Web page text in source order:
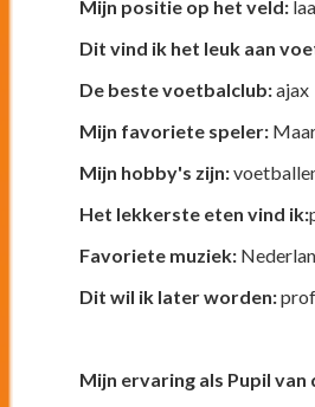
Mijn positie op het veld:
Dit vind ik het leuk aan
De beste voetbalclub:ajax
Mijn favoriete speler:
Mijn hobby's zijn:
Het lekkerste eten vind ik:
Favoriete muziek:
Dit wil ik later worden:
Mijn ervaring als Pupil van